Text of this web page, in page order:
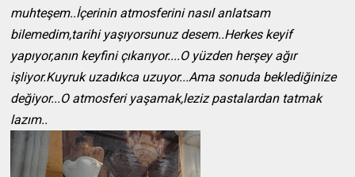
muhteşem..İçerinin atmosferini nasıl anlatsam
bilemedim,tarihi yaşıyorsunuz desem..Herkes keyif
yapıyor,anın keyfini çıkarıyor....O yüzden herşey ağır
işliyor.Kuyruk uzadıkca uzuyor...Ama sonuda beklediğinize
değiyor...O atmosferi yaşamak,leziz pastalardan tatmak
lazım..